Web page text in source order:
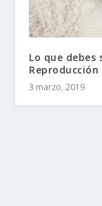
Lo que debes
3 marzo, 2019